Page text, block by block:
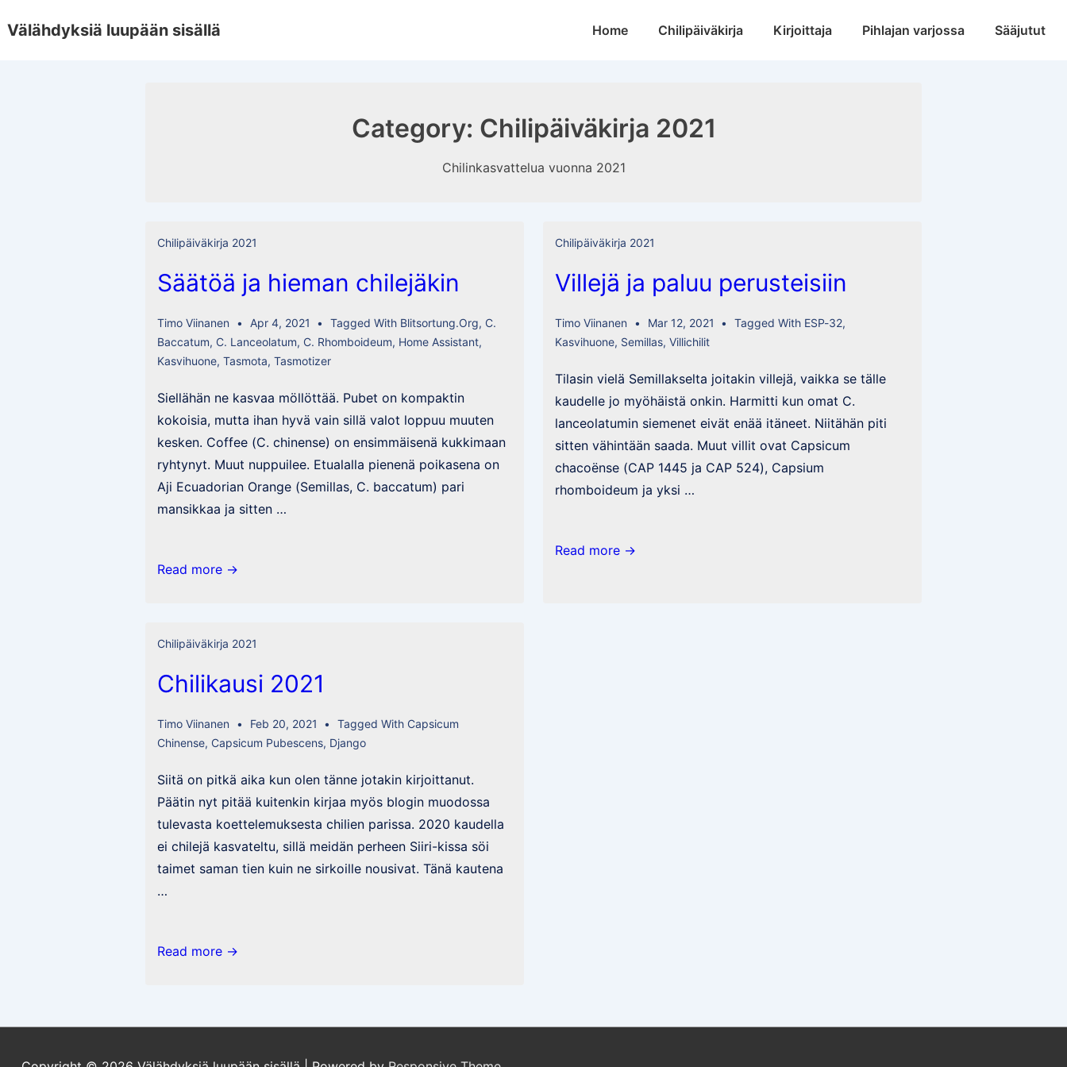
Skip
Välähdyksiä luupään sisällä
MainHome Chilipäiväkirja Kirjoittaja Pihlajan varjossa Sääjutut
Category: Chilipäiväkirja 2021
Chilinkasvattelua vuonna 2021
Chilipäiväkirja 2021
Säätöä ja hieman chilejäkin
Timo Viinanen Apr 4, 2021 Tagged With Blitsortung.org, C.
Baccatum, C. Lanceolatum, C. Rhomboideum, Home Assistant,
Kasvihuone, Tasmota, Tasmotizer
Siellähän ne kasvaa möllöttää. Pubet on kompaktin
kokoisia, mutta ihan hyvä vain sillä valot loppuu muuten
kesken. Coffee (C. chinense) on ensimmäisenä kukkimaan
ryhtynyt. Muut nuppuilee. Etualalla pienenä poikasena on
Aji Ecuadorian Orange (Semillas, C. baccatum) pari
mansikkaa ja sitten …
Säätöä
chilejäkin
Read more →
Chilipäiväkirja 2021
Villejä ja paluu perusteisiin
Timo Viinanen Mar 12, 2021 Tagged With ESP-32,
Kasvihuone, Semillas, Villichilit
Tilasin vielä Semillakselta joitakin villejä, vaikka se tälle
kaudelle jo myöhäistä onkin. Harmitti kun omat C.
lanceolatumin siemenet eivät enää itäneet. Niitähän piti
sitten vähintään saada. Muut villit ovat Capsicum
chacoënse (CAP 1445 ja CAP 524), Capsium
rhomboideum ja yksi …
Villejä
Read more →
Chilipäiväkirja 2021
Chilikausi 2021
Timo Viinanen Feb 20, 2021 Tagged With Capsicum
Chinense, Capsicum Pubescens, Django
Siitä on pitkä aika kun olen tänne jotakin kirjoittanut.
Päätin nyt pitää kuitenkin kirjaa myös blogin muodossa
tulevasta koettelemuksesta chilien parissa. 2020 kaudella
ei chilejä kasvateltu, sillä meidän perheen Siiri-kissa söi
taimet saman tien kuin ne sirkoille nousivat. Tänä kautena
…
Chilikausi
Read more →